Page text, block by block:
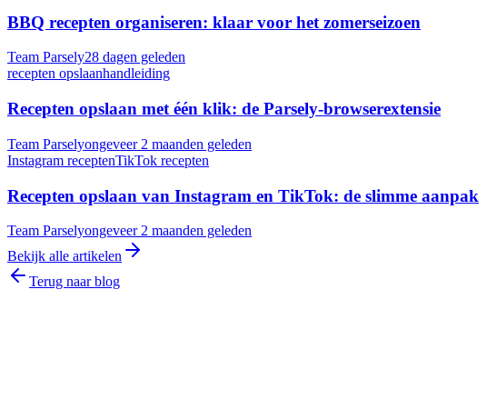
BBQ recepten organiseren: klaar voor het zomerseizoen
Team Parsely28 dagen geleden
recepten opslaanhandleiding
Recepten opslaan met één klik: de Parsely-browserextensie
Team Parselyongeveer 2 maanden geleden
Instagram receptenTikTok recepten
Recepten opslaan van Instagram en TikTok: de slimme aanpak
Team Parselyongeveer 2 maanden geleden
Bekijk alle artikelen
Terug naar blog